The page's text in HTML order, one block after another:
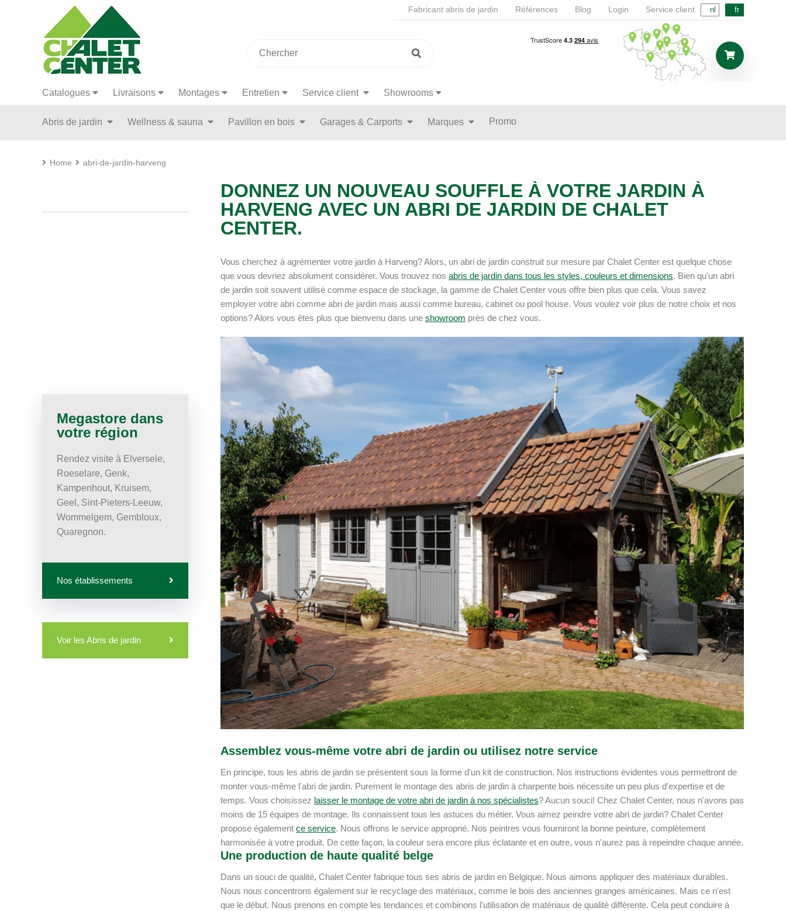
Fabricant abris de jardin Références Blog Login Service client nl fr
Catalogues Livraisons Montages Entretien Service client Showrooms
Abris de jardin Wellness & sauna Pavillon en bois Garages & Carports Marques Promo
Home abri-de-jardin-harveng
Megastore dans
votre région
Rendez visite à Elversele,
Roeselare, Genk,
Kampenhout, Kruisem,
Geel, Sint-Pieters-Leeuw,
Wommelgem, Gembloux,
Quaregnon.
Nos établissements
Voir les Abris de jardin
DONNEZ UN NOUVEAU SOUFFLE À VOTRE JARDIN À
HARVENG AVEC UN ABRI DE JARDIN DE CHALET
CENTER.
Vous cherchez à agrémenter votre jardin à Harveng? Alors, un abri de jardin construit sur mesure par Chalet Center est quelque chose
que vous devriez absolument considérer. Vous trouvez nos abris de jardin dans tous les styles, couleurs et dimensions. Bien qu'un abri
de jardin soit souvent utilisé comme espace de stockage, la gamme de Chalet Center vous offre bien plus que cela. Vous savez
employer votre abri comme abri de jardin mais aussi comme bureau, cabinet ou pool house. Vous voulez voir plus de notre choix et nos
options? Alors vous êtes plus que bienvenu dans une showroom près de chez vous.
Assemblez vous-même votre abri de jardin ou utilisez notre service
En principe, tous les abris de jardin se présentent sous la forme d'un kit de construction. Nos instructions évidentes vous permettront de
monter vous-même l'abri de jardin. Purement le montage des abris de jardin à charpente bois nécessite un peu plus d'expertise et de
temps. Vous choisissez laisser le montage de votre abri de jardin à nos spécialistes? Aucun souci! Chez Chalet Center, nous n'avons pas
moins de 15 équipes de montage. Ils connaissent tous les astuces du métier. Vous aimez peindre votre abri de jardin? Chalet Center
propose également ce service. Nous offrons le service approprié. Nos peintres vous fourniront la bonne peinture, complètement
harmonisée à votre produit. De cette façon, la couleur sera encore plus éclatante et en outre, vous n'aurez pas à repeindre chaque année.
Une production de haute qualité belge
Dans un souci de qualité, Chalet Center fabrique tous ses abris de jardin en Belgique. Nous aimons appliquer des matériaux durables.
Nous nous concentrons également sur le recyclage des matériaux, comme le bois des anciennes granges américaines. Mais ce n'est
que le début. Nous prenons en compte les tendances et combinons l'utilisation de matériaux de qualité différente. Cela peut conduire à